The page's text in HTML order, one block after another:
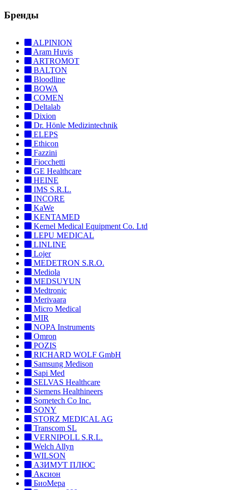
Бренды
ALPINION
Aram Huvis
ARTROMOT
BALTON
Bloodline
BOWA
COMEN
Deltalab
Dixion
Dr. Hönle Medizintechnik
ELEPS
Ethicon
Fazzini
Fiocchetti
GE Healthcare
HEINE
IMS S.R.L.
INCORE
KaWe
KENTAMED
Kernel Medical Equipment Co. Ltd
LEPU MEDICAL
LINLINE
Lojer
MEDETRON S.R.O.
Mediola
MEDSUYUN
Medtronic
Merivaara
Micro Medical
MIR
NOPA Instruments
Omron
POZIS
RICHARD WOLF GmbH
Samsung Medison
Sapi Med
SELVAS Healthcare
Siemens Healthineers
Sometech Co Inc.
SONY
STORZ MEDICAL AG
Transcom SL
VERNIPOLL S.R.L.
Welch Allyn
WILSON
АЗИМУТ ПЛЮС
Аксион
БиоМера